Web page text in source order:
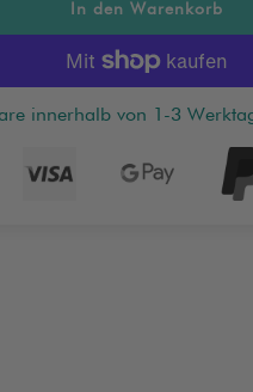
In den Warenkorb
innerhalb von 1-3